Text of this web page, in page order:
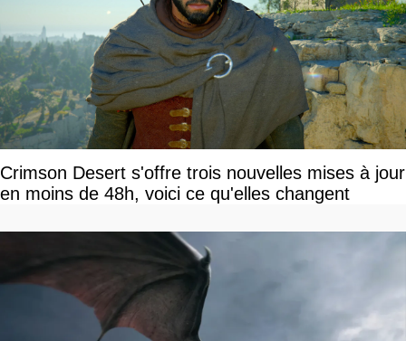
Crimson Desert s'offre trois nouvelles mises à jour
en moins de 48h, voici ce qu'elles changent